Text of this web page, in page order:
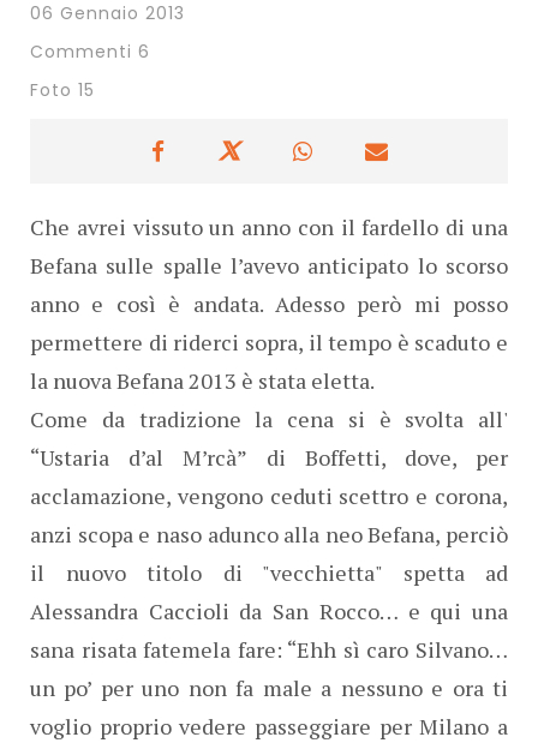
06 Gennaio 2013
Commenti 6
Foto 15
Che avrei vissuto un anno con il fardello di una
Befana sulle spalle l’avevo anticipato lo scorso
anno e così è andata. Adesso però mi posso
permettere di riderci sopra, il tempo è scaduto e
la nuova Befana 2013 è stata eletta.
Come da tradizione la cena si è svolta all'
“Ustaria d’al M’rcà” di Boffetti, dove, per
acclamazione, vengono ceduti scettro e corona,
anzi scopa e naso adunco alla neo Befana, perciò
il nuovo titolo di "vecchietta" spetta ad
Alessandra Caccioli da San Rocco… e qui una
sana risata fatemela fare: “Ehh sì caro Silvano…
un po’ per uno non fa male a nessuno e ora ti
voglio proprio vedere passeggiare per Milano a